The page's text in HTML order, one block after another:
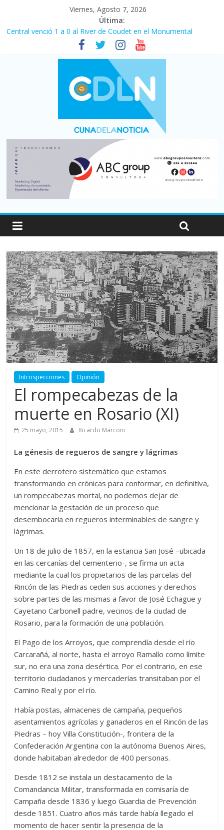
Viernes, Agosto 7, 2026
Última:
Central venció 1 a 0 al River de Coudet en el Monumental
La morosidad alcanzó su nivel más alto en dos décadas y ya
afecta a 400 mil deudores en Santa Fe
Desde que asumió Milei cerraron 41.000 kioscos: el sector
denuncia crisis como en 2001
Vacaciones de invierno con más movimiento y consumo
turístico: 4,6 millones de personas viajaron por el país, un 5,9%
Fuerte caída de la venta de autos usados en julio: bajó un 12,6%
Introspecciones Opinión
El rompecabezas de la
muerte en Rosario (XI)
25 mayo, 2015 Ricardo Marconi
La génesis de regueros de sangre y lágrimas
En este derrotero sistemático que estamos
transformando en crónicas para conformar, en definitiva,
un rompecabezas mortal, no podemos dejar de
mencionar la gestación de un proceso que
desembocaría en regueros interminables de sangre y
lágrimas.
Un 18 de julio de 1857, en la estancia San José –ubicada
en las cercanías del cementerio-, se firma un acta
mediante la cual los propietarios de las parcelas del
Rincón de las Piedras ceden sus acciones y derechos
sobre partes de las mismas a favor de José Echagüe y
Cayetano Carbonell padre, vecinos de la ciudad de
Rosario, para la formación de una población.
El Pago de los Arroyos, que comprendía desde el río
Carcarañá, al norte, hasta el arroyo Ramallo como límite
sur, no era una zona desértica. Por el contrario, en ese
territorio ciudadanos y mercaderías transitaban por el
Camino Real y por el río.
Había postas, almacenes de campaña, pequeños
asentamientos agrícolas y ganaderos en el Rincón de las
Piedras – hoy Villa Constitución-, frontera de la
Confederación Argentina con la autónoma Buenos Aires,
donde habitaban alrededor de 400 personas.
Desde 1812 se instala un destacamento de la
Comandancia Militar, transformada en comisaría de
Campaña desde 1836 y luego Guardia de Prevención
desde 1851. Cuatro años más tarde había llegado el
momento de hacer sentir la presencia de la